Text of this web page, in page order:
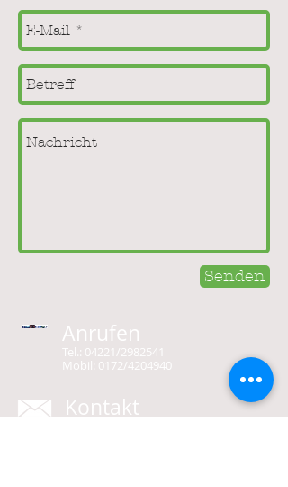
Senden
Anrufen
Tel.: 04221/2982541
Mobil: 0172/4204940
Kontakt